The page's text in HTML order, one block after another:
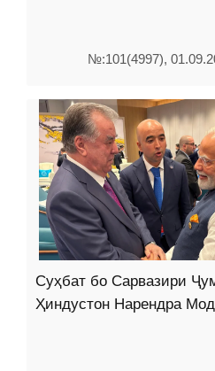
№:101(4997),
Суҳбат бо Сарвазири
Ҳиндустон Нарендра